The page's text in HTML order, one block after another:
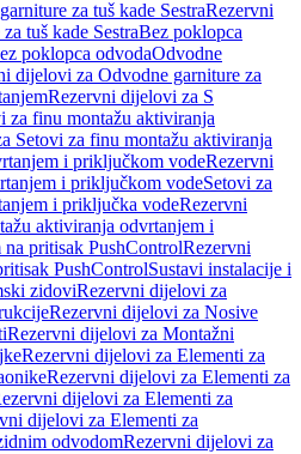
za tuš kade SestraRezervni
tuš kade SestraBez poklopca
poklopca odvodaOdvodne
dijelovi za Odvodne garniture za
Rezervni dijelovi za S
za finu montažu aktiviranja
Setovi za finu montažu aktiviranja
i priključkom vodeRezervni
i priključkom vodeSetovi za
i priključka vodeRezervni
aktiviranja odvrtanjem i
pritisak PushControlRezervni
PushControlSustavi instalacije i
zidoviRezervni dijelovi za
Rezervni dijelovi za Nosive
Rezervni dijelovi za Montažni
Rezervni dijelovi za Elementi za
Rezervni dijelovi za Elementi za
dijelovi za Elementi za
dijelovi za Elementi za
odvodomRezervni dijelovi za